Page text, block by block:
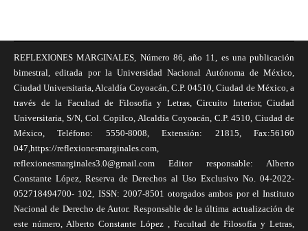
REFLEXIONES MARGINALES, Número 86, año 11, es una publicación
bimestral, editada por la Universidad Nacional Autónoma de México,
Ciudad Universitaria, Alcaldía Coyoacán, C.P. 04510, Ciudad de México, a
través de la Facultad de Filosofía y Letras, Circuito Interior, Ciudad
Universitaria, S/N, Col. Copilco, Alcaldía Coyoacán, C.P. 4510, Ciudad de
México, Teléfono: 5550-8008, Extensión: 21815, Fax:56160
047,https://reflexionesmarginales.com,
reflexionesmarginales3.0@gmail.com Editor responsable: Alberto
Constante López, Reserva de Derechos al Uso Exclusivo No. 04-2022-
052718494700- 102, ISSN: 2007-8501 otorgados ambos por el Instituto
Nacional de Derecho de Autor. Responsable de la última actualización de
este número, Alberto Constante López , Facultad de Filosofía y Letras,